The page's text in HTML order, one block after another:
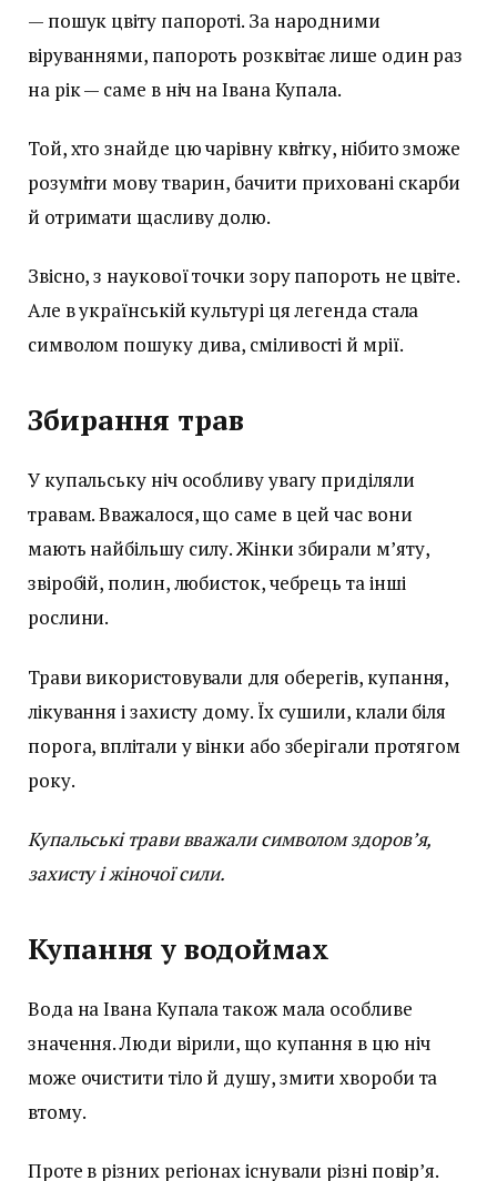
— пошук цвіту папороті. За народними
віруваннями, папороть розквітає лише один раз
на рік — саме в ніч на Івана Купала.
Той, хто знайде цю чарівну квітку, нібито зможе
розуміти мову тварин, бачити приховані скарби
й отримати щасливу долю.
Звісно, з наукової точки зору папороть не цвіте.
Але в українській культурі ця легенда стала
символом пошуку дива, сміливості й мрії.
Збирання трав
У купальську ніч особливу увагу приділяли
травам. Вважалося, що саме в цей час вони
мають найбільшу силу. Жінки збирали м’яту,
звіробій, полин, любисток, чебрець та інші
рослини.
Трави використовували для оберегів, купання,
лікування і захисту дому. Їх сушили, клали біля
порога, вплітали у вінки або зберігали протягом
року.
Купальські трави вважали символом здоров’я,
захисту і жіночої сили.
Купання у водоймах
Вода на Івана Купала також мала особливе
значення. Люди вірили, що купання в цю ніч
може очистити тіло й душу, змити хвороби та
втому.
Проте в різних регіонах існували різні повір’я.